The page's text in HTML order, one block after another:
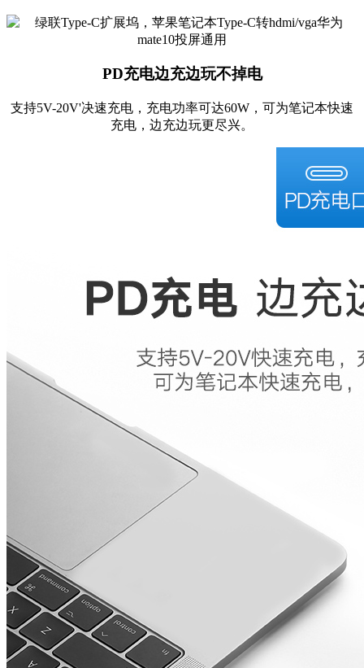
PD充电边充边玩不掉电
支持5V-20V'决速充电，充电功率可达60W，可为笔记本快速
充电，边充边玩更尽兴。